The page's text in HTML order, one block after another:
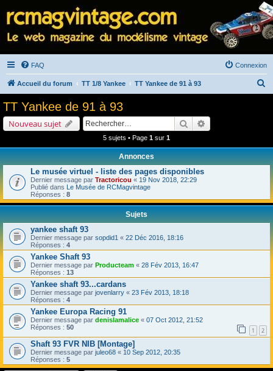
FAQ Connexion
Accueil du forum TT 1/8 Yankee TT Yankee de 91 à 93
e
TT Yankee de 91 à 93
Nouveau sujet Rechercher
5 sujets • Page 1 sur 1
Annonces
Le musée virtuel - liste des pages disponibles
Dernier message par Tractoricou « 19 Nov 2018, 22:29
Publié dans Le Musée de RCMagvintage
Réponses : 8
Sujets
yankee shaft 93
Dernier message par sopdid1 « 22 Déc 2016, 18:16
Réponses : 4
Yankee Shaft 93
Dernier message par Producteam « 28 Fév 2013, 16:47
Réponses : 13
Yankee shaft 93...cardans
Dernier message par jovenlarry « 23 Fév 2013, 18:18
Réponses : 4
Yankee Europa Racing 91
Dernier message par denislamalice « 07 Oct 2012, 21:52
Réponses : 50 1 2
Shaft 93 FVR NIB [Montage]
Dernier message par juleo68 « 10 Sep 2012, 20:35
Réponses : 5